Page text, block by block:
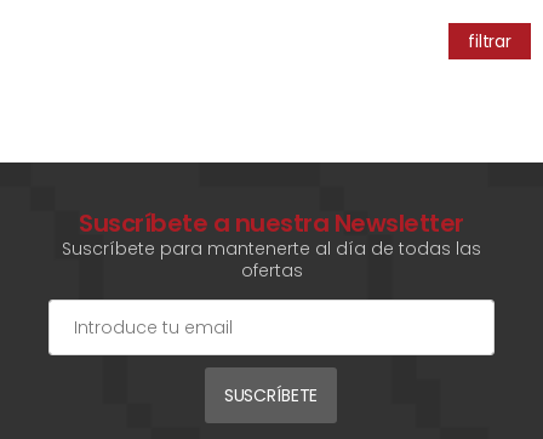
filtrar
Suscríbete a nuestra Newsletter
Suscríbete para mantenerte al día de todas las
ofertas
SUSCRÍBETE